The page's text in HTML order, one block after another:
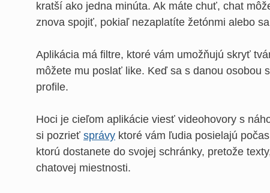
kratší ako jedna minúta. Ak máte chuť, chat
znova spojiť, pokiaľ nezaplatíte žetónmi alebo
Aplikácia má filtre, ktoré vám umožňujú skryť
môžete mu poslať like. Keď sa s danou osobou
profile.
Hoci je cieľom aplikácie viesť videohovory s
si pozrieť správy ktoré vám ľudia posielajú
ktorú dostanete do svojej schránky, pretože
chatovej miestnosti.